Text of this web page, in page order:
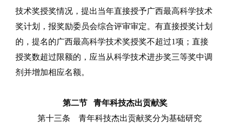
技术奖授奖情况，提出当年直接授予广西最高科学技术
奖计划，报奖励委员会综合评审审定。有直接授奖计划
的，提名的广西最高科学技术奖授奖不超过1项；直接
授奖数超过限额的，应当从科学技术进步奖三等奖中调
剂并增加相应名额。
第二节
青年科技杰出贡献奖
第十三条
青年科技杰出贡献奖分为基础研究